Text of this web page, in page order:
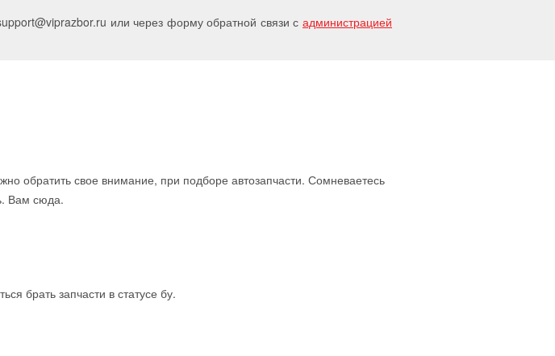
@viprazbor.ru или через форму обратной связи с администрацией
обратить свое внимание, при подборе автозапчасти. Сомневаетесь
Вам сюда.
брать запчасти в статусе бу.